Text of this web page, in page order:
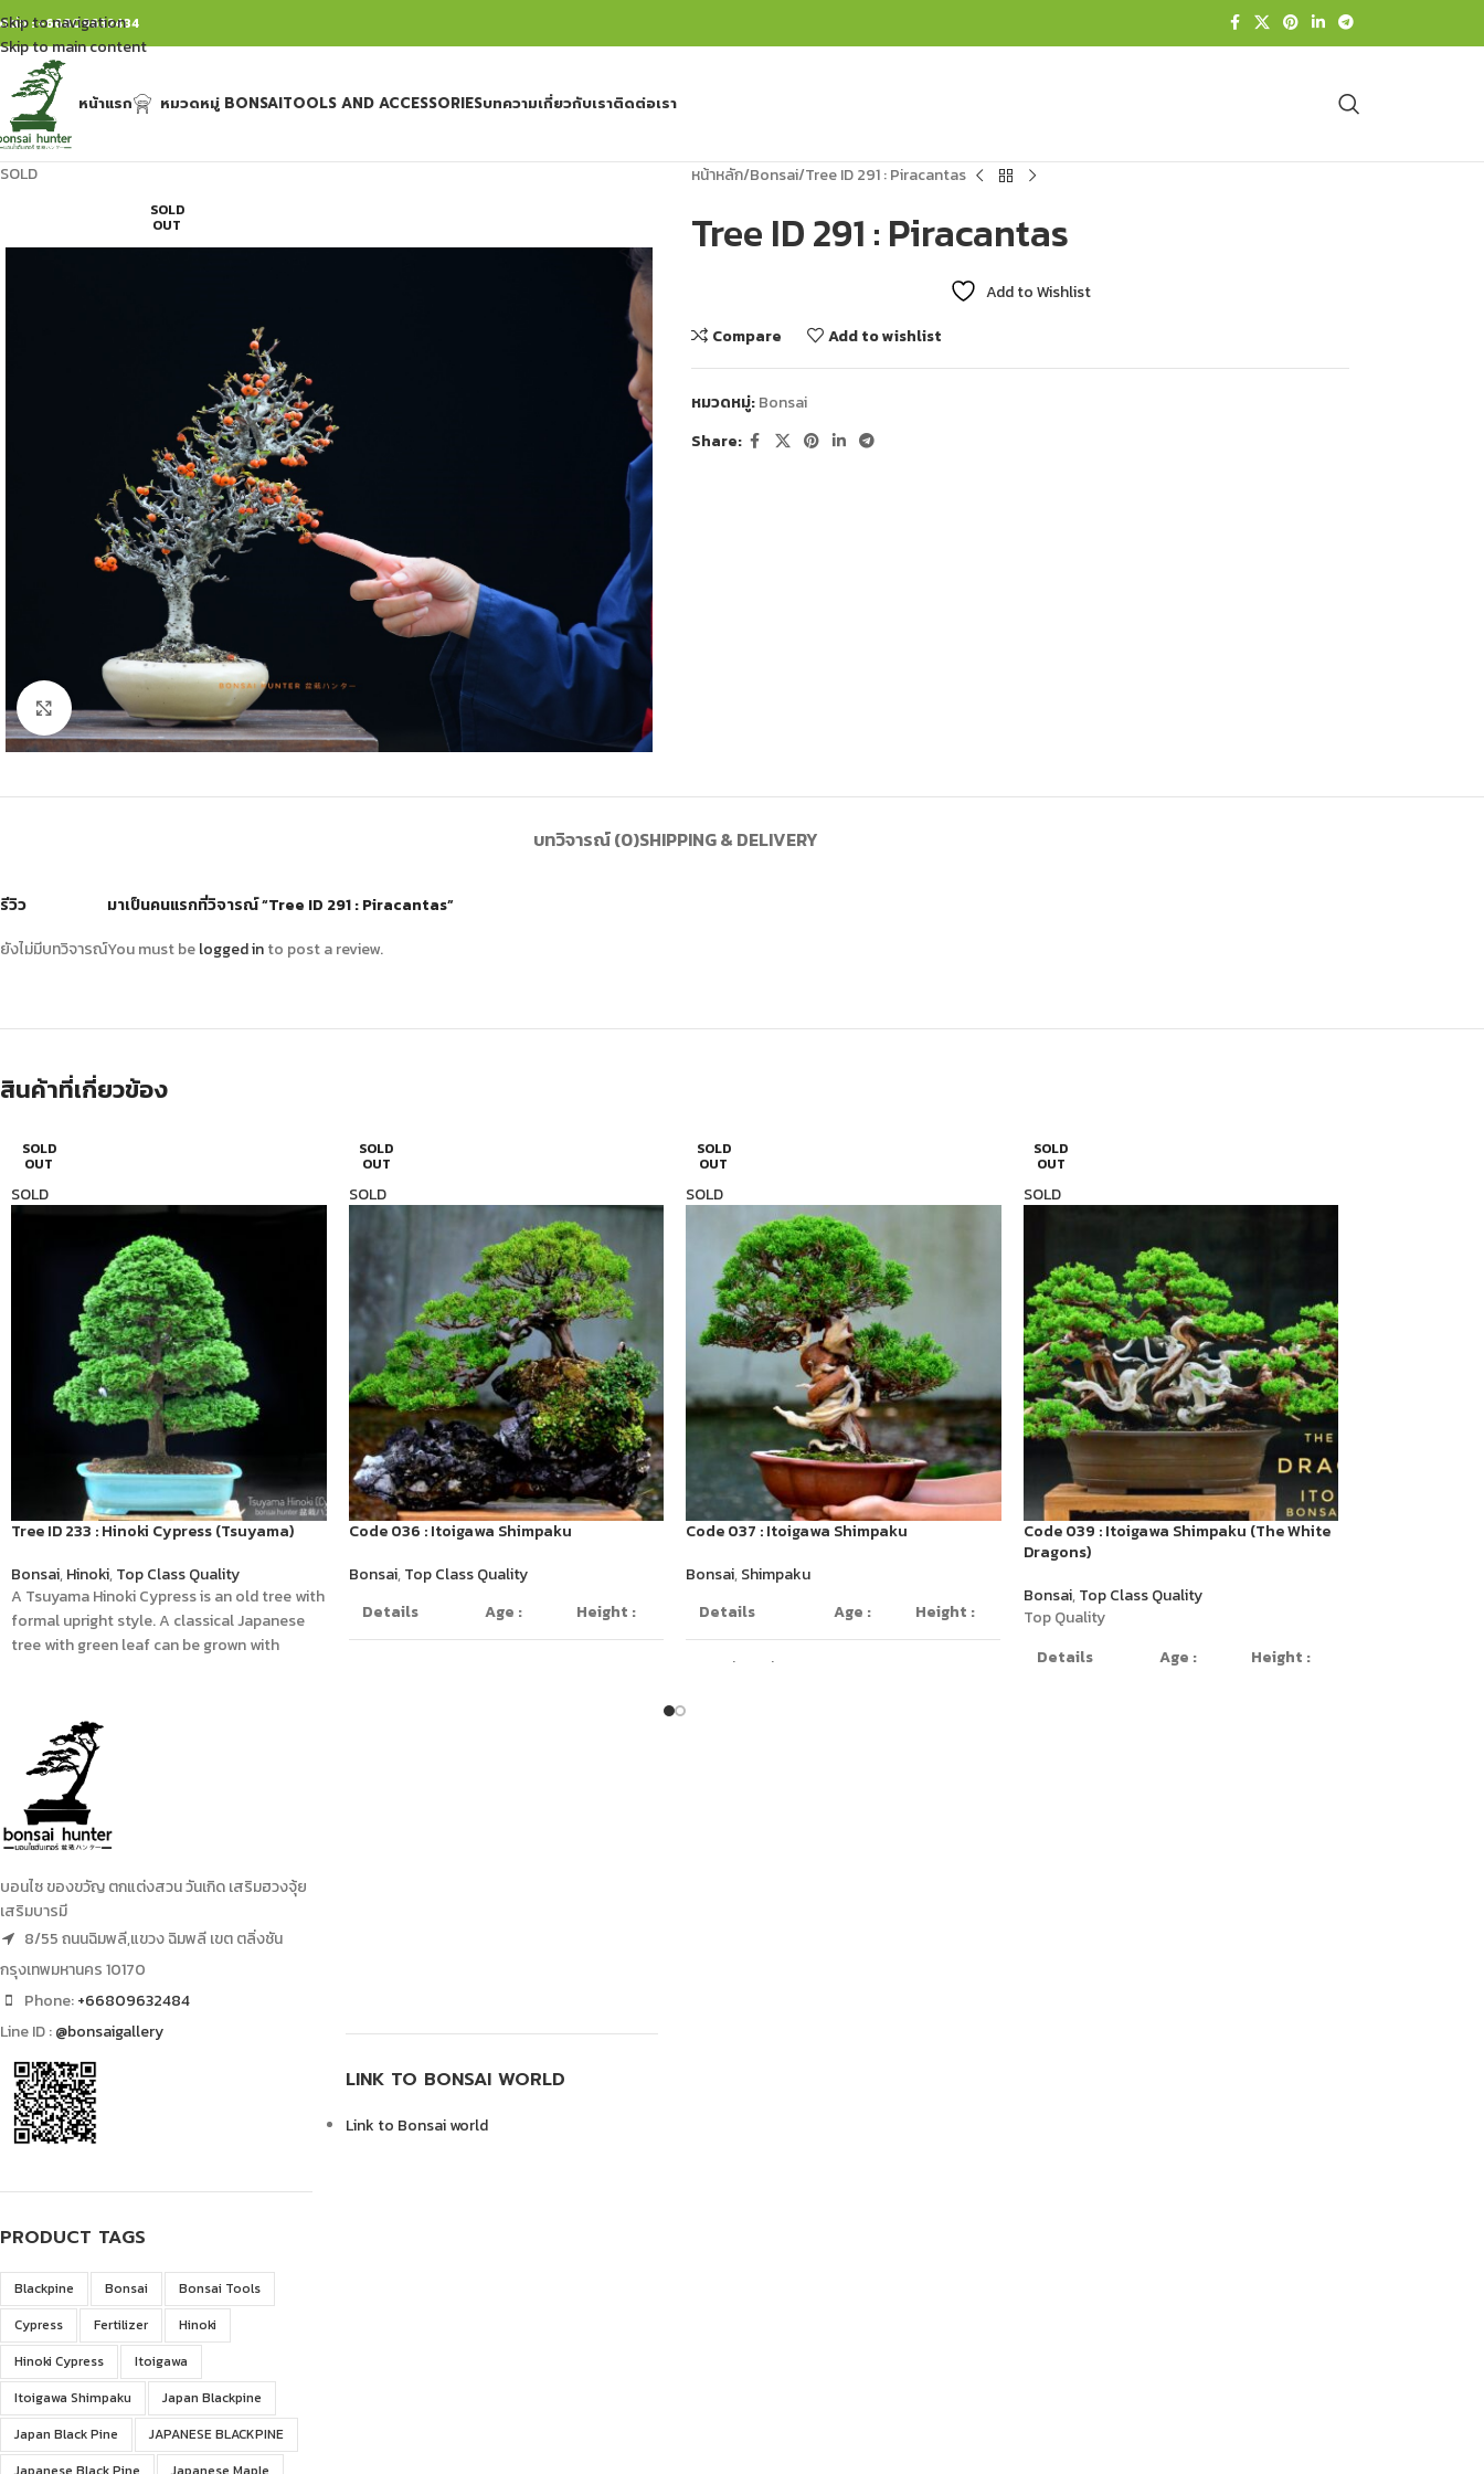
Skip to navigation
Skip to main content
ต่อ : +66809632484
หน้าแรก หมวดหมู่ BONSAITOOLS AND ACCESSORIESบทความเกี่ยวกับเราติดต่อเรา
SOLD
SOLD
OUT
Click to enlarge
หน้าหลัก Bonsai Tree ID 291 : Piracantas
Tree ID 291 : Piracantas
Add to Wishlist
Compare
Add to wishlist
หมวดหมู่:Bonsai
Share:
บทวิจารณ์ (0)SHIPPING & DELIVERY
รีวิว
ยังไม่มีบทวิจารณ์
มาเป็นคนแรกที่วิจารณ์ “Tree ID 291 : Piracantas”
You must belogged into post a review.
สินค้าที่เกี่ยวข้อง
SOLD
OUT
SOLD
Tree ID 233 : Hinoki Cypress (Tsuyama)
Bonsai,Hinoki,Top Class Quality
A Tsuyama Hinoki Cypress is an old tree with
formal upright style. A classical Japanese
tree with green leaf can be grown with
SOLD
OUT
SOLD
Code 036 : Itoigawa Shimpaku
Bonsai, Top Class Quality
Details
Age : Height :
SOLD
OUT
SOLD
Code 037 : Itoigawa Shimpaku
Bonsai,Shimpaku
Details
Age : Height :
Deadwood
SOLD
OUT
SOLD
Code 039 : Itoigawa Shimpaku (The White
Dragons)
Bonsai, Top Class Quality
Top Quality
Details
Age : Height :
บอนไซ ของขวัญ ตกแต่งสวน วันเกิด เสริมฮวงจุ้ย
เสริมบารมี
8/55 ถนนฉิมพลี,แขวง ฉิมพลี เขต ตลิ่งชัน
กรุงเทพมหานคร 10170
Phone:+66809632484
Line ID :@bonsaigallery
PRODUCT TAGS
Blackpine Bonsai
Bonsai Tools
Cypress
Fertilizer
Hinoki
Hinoki Cypress
Itoigawa
Itoigawa Shimpaku
Japan Blackpine
Japan Black Pine
JAPANESE BLACKPINE
LINK TO BONSAI WORLD
Link to Bonsai world